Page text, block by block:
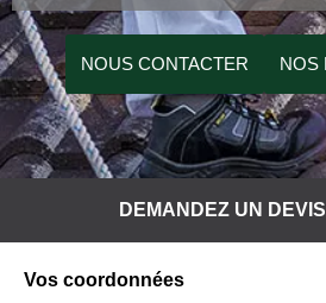
NOUS CONTACTER NOS
DEMANDEZ UN
Vos coordonnées